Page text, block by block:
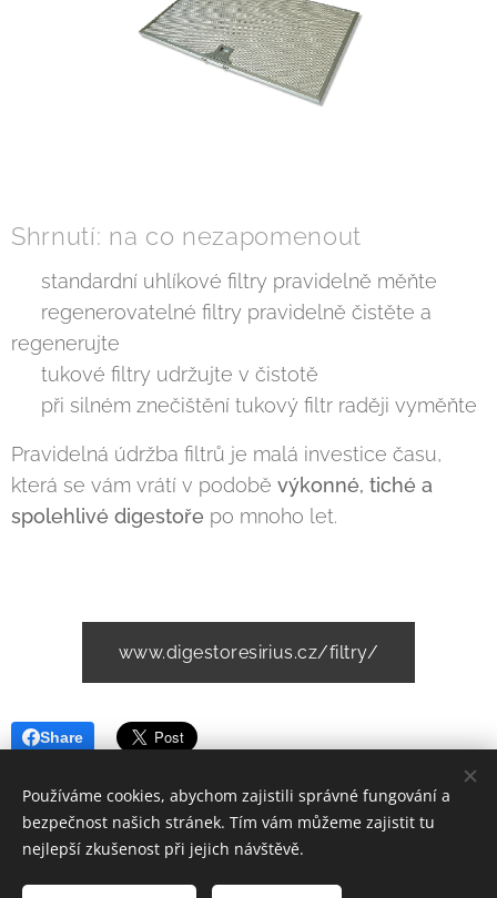
Shrnutí: na co nezapomenout
✔️ standardní uhlíkové filtry pravidelně měňte
✔️ regenerovatelné filtry pravidelně čistěte a
regenerujte
✔️ tukové filtry udržujte v čistotě
✔️ při silném znečištění tukový filtr raději vyměňte
Pravidelná údržba filtrů je malá investice času,
která se vám vrátí v podobě výkonné, tiché a
spolehlivé digestoře po mnoho let.
www.digestoresirius.cz/filtry/
Share
Používáme cookies, abychom zajistili správné fungování a
bezpečnost našich stránek. Tím vám můžeme zajistit tu
nejlepší zkušenost při jejich návštěvě.